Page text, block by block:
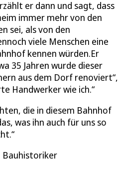
er dann und sagt, dass
immer mehr von den
sei, als von den
viele Menschen eine
kennen würden.Er
35 Jahren wurde dieser
aus dem Dorf renoviert“,
Handwerker wie ich.“
die in diesem Bahnhof
was ihn auch für uns so
Bauhistoriker